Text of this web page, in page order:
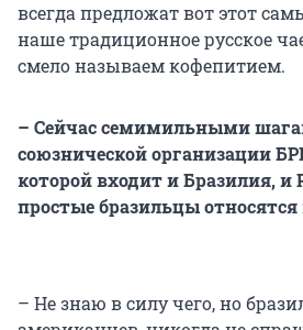
всегда предложат вот этот
наше традиционное русское
смело называем кофепитием.
– Сейчас семимильными
союзнической организации
которой входит и Бразилия, и
простые бразильцы относятся
– Не знаю в силу чего, но